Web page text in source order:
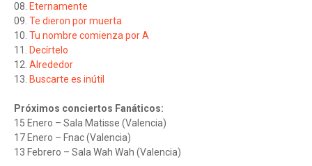
08. Eternamente
09. Te dieron por muerta
10. Tu nombre comienza por A
11. Decírtelo
12. Alrededor
13. Buscarte es inútil
Próximos conciertos Fanáticos:
15 Enero – Sala Matisse (Valencia)
17 Enero – Fnac (Valencia)
13 Febrero – Sala Wah Wah (Valencia)